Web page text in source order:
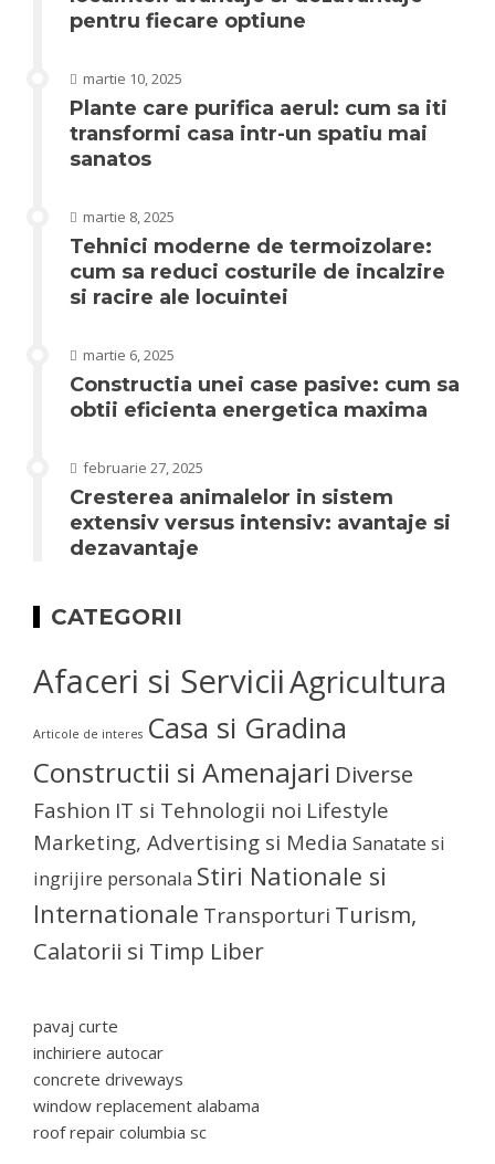
pentru fiecare optiune
martie 10, 2025
Plante care purifica aerul: cum sa iti
transformi casa intr-un spatiu mai
sanatos
martie 8, 2025
Tehnici moderne de termoizolare:
cum sa reduci costurile de incalzire
si racire ale locuintei
martie 6, 2025
Constructia unei case pasive: cum sa
obtii eficienta energetica maxima
februarie 27, 2025
Cresterea animalelor in sistem
extensiv versus intensiv: avantaje si
dezavantaje
CATEGORII
Afaceri si ServiciiAgricultura
Articole de interes Casa si Gradina
Constructii si Amenajari Diverse
Fashion IT si Tehnologii noi Lifestyle
Marketing, Advertising si Media Sanatate si
ingrijire personala Stiri Nationale si
Internationale Transporturi Turism,
Calatorii si Timp Liber
pavaj curte
inchiriere autocar
concrete driveways
window replacement alabama
roof repair columbia sc